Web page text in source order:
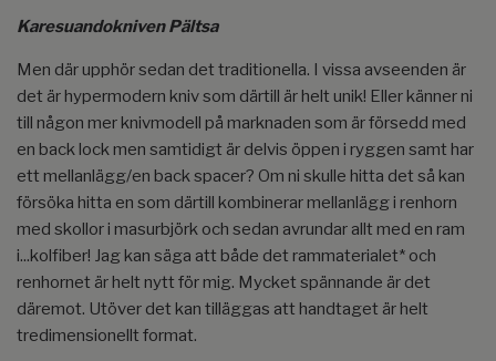
Karesuandokniven Pältsa
Men där upphör sedan det traditionella. I vissa avseenden är
det är hypermodern kniv som därtill är helt unik! Eller känner ni
till någon mer knivmodell på marknaden som är försedd med
en back lock men samtidigt är delvis öppen i ryggen samt har
ett mellanlägg/en back spacer? Om ni skulle hitta det så kan
försöka hitta en som därtill kombinerar mellanlägg i renhorn
med skollor i masurbjörk och sedan avrundar allt med en ram
i...kolfiber! Jag kan säga att både det rammaterialet* och
renhornet är helt nytt för mig. Mycket spännande är det
däremot. Utöver det kan tilläggas att handtaget är helt
tredimensionellt format.